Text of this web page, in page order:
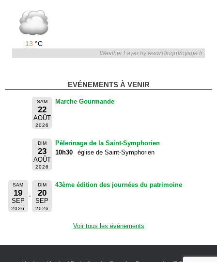
13 °C
Weather Layer by www.BlogoVoyage.fr
EVÉNEMENTS À VENIR
SAM
22
AOÛT
2026
Marche Gourmande
DIM
23
AOÛT
2026
Pèlerinage de la Saint-Symphorien
10h30
église de Saint-Symphorien
SAM
19
SEP
2026
DIM
20
SEP
2026
43ème édition des journées du patrimoine
Voir tous les événements